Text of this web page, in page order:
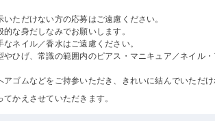
いただけない方の応募はご遠慮ください。
的な身だしなみでお願いします。
なネイル／香水はご遠慮ください。
やひげ、常識の範囲内のピアス・マニキュア／ネイル
アゴムなどをご持参いただき、きれいに結んでいただ
かえさせていただきます。